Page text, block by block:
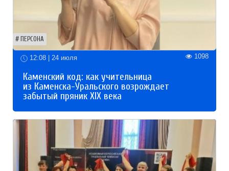
ПЕРСОНА
12:08 | 24 июля 1098
Каменский код: как учительница
из Каменска-Уральского возрождает
забытый пряник XIX века